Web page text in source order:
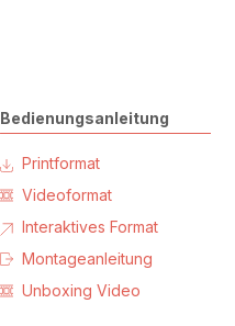
Bedienungsanleitung
Printformat
Videoformat
Interaktives Format
Montageanleitung
Unboxing Video